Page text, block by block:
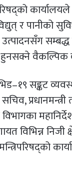
र पानीको
सम्बद्ध
हुनसक्ने वैकल्पिक
सङ्कट
विभिन्न निजी